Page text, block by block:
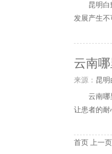
昆明
发展产生
云南
来源： 昆
云南哪
让患者的
首页 上一页